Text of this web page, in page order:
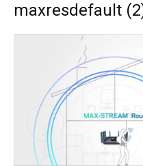
maxresdefault